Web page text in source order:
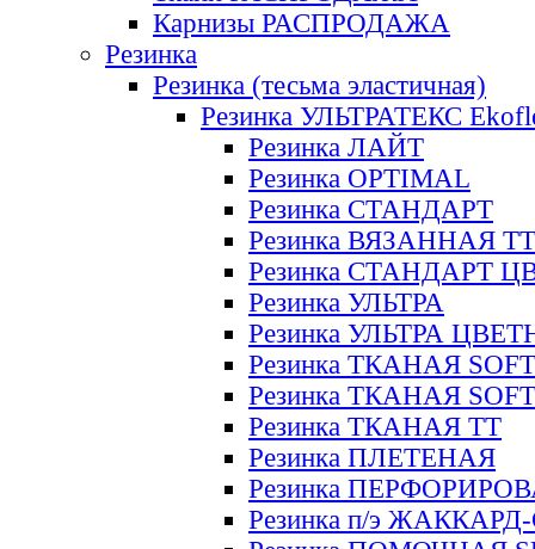
Карнизы РАСПРОДАЖА
Резинка
Резинка (тесьма эластичная)
Резинка УЛЬТРАТЕКС
Резинка ЛАЙТ
Резинка OPTIMAL
Резинка СТАНДАРТ
Резинка ВЯЗАННАЯ ТТ
Резинка СТАНДАРТ
Резинка УЛЬТРА
Резинка УЛЬТРА
Резинка ТКАНАЯ SOFT
Резинка ТКАНАЯ
Резинка ТКАНАЯ ТТ
Резинка ПЛЕТЕНАЯ
Резинка
Резинка п/э